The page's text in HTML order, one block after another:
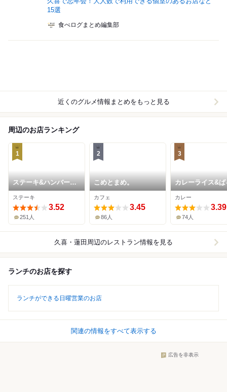
15選
食べログまとめ編集部
近くのグルメ情報まとめをもっと見る
周辺のお店ランキング
1
ステーキ&ハンバーグ
前田亭
ステーキ
3.52
251人
2
こめとまめ。
カフェ
3.45
86人
3
カレーライス&ば
えすた
カレー
3.39
74人
久喜・蓮田周辺のレストラン情報を見る
ランチのお店を探す
ランチができる日曜営業のお店
関連の情報をすべて表示する
広告を非表示